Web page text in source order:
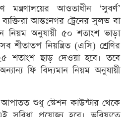
মন্ত্রণালয়ের আওতাধীন ‘সুবর্ণ’
ব্যক্তিরা আন্তঃনগর ট্রেনের সুলভ বা
নিয়ম অনুযায়ী ৫০ শতাংশ ভাড়া
শীতাতপ নিয়ন্ত্রিত (এসি) শ্রেণির
শতাংশ ছাড় দেওয়া হবে। তবে
ফি বিদ্যমান নিয়ম অনুযায়ী
আপাতত শুধু স্টেশন কাউন্টার থেকে